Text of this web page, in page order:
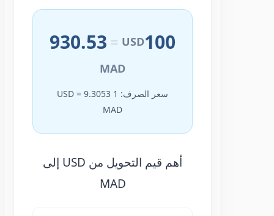
100
USD
=
930.53
MAD
سعر الصرف: 1 USD = 9.3053
أهم قيم التحويل من USD إلى
MAD